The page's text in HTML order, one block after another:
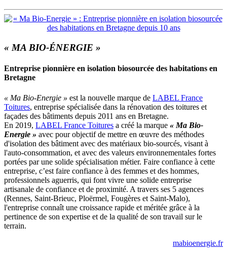
« MA BIO-ÉNERGIE »
Entreprise pionnière en isolation biosourcée des habitations en
Bretagne
« Ma Bio-Energie » est la nouvelle marque de LABEL France
Toitures, entreprise spécialisée dans la rénovation des toitures et
façades des bâtiments depuis 2011 ans en Bretagne.
En 2019, LABEL France Toitures a créé la marque « Ma Bio-
Energie » avec pour objectif de mettre en œuvre des méthodes
d'isolation des bâtiment avec des matériaux bio-sourcés, visant à
l'auto-consommation, et avec des valeurs environnementales fortes
portées par une solide spécialisation métier. Faire confiance à cette
entreprise, c’est faire confiance à des femmes et des hommes,
professionnels aguerris, qui font vivre une solide entreprise
artisanale de confiance et de proximité. A travers ses 5 agences
(Rennes, Saint-Brieuc, Ploërmel, Fougères et Saint-Malo),
l'entreprise connaît une croissance rapide et méritée grâce à la
pertinence de son expertise et de la qualité de son travail sur le
terrain.
mabioenergie.fr